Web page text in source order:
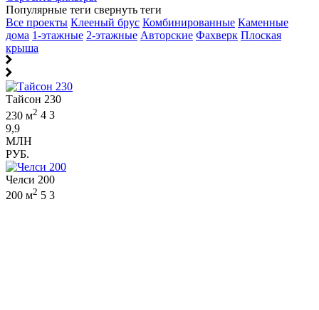
Популярные теги свернуть теги
Все проекты Клееный брус Комбинированные Каменные
дома 1-этажные 2-этажные Авторские Фахверк Плоская
крыша
Тайсон 230
230 м2 4 3
9,9
МЛН
РУБ.
Челси 200
200 м2 5 3